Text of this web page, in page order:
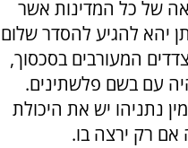
של כל המדינות אשר
יהא להגיע להסדר שלום
המעורבים בסכסוך,
עם בשם פלשתינים.
נתניהו יש את היכולת
רק ירצה בו.